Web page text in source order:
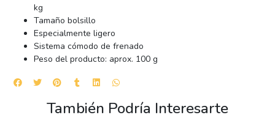
kg
Tamaño bolsillo
Especialmente ligero
Sistema cómodo de frenado
Peso del producto: aprox. 100 g
También Podría Interesarte